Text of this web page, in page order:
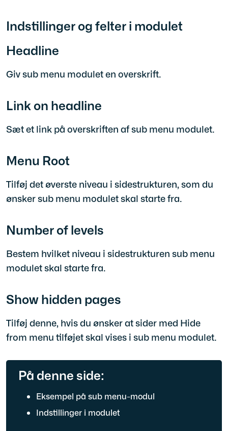
Indstillinger og felter i modulet
Headline
Giv sub menu modulet en overskrift.
Link on headline
Sæt et link på overskriften af sub menu modulet.
Menu Root
Tilføj det øverste niveau i sidestrukturen, som du
ønsker sub menu modulet skal starte fra.
Number of levels
Bestem hvilket niveau i sidestrukturen sub menu
modulet skal starte fra.
Show hidden pages
Tilføj denne, hvis du ønsker at sider med Hide
from menu tilføjet skal vises i sub menu modulet.
På denne side:
Eksempel på sub menu-modul
Indstillinger i modulet